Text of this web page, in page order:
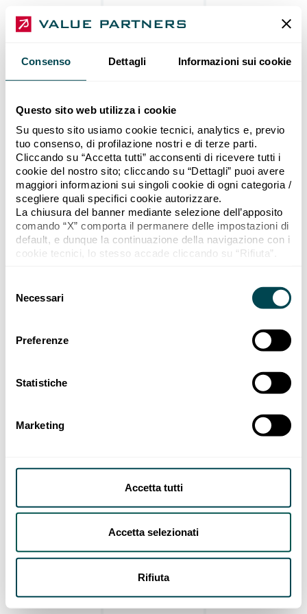
Consenso Dettagli Informazioni sui cookie
Questo sito web utilizza i cookie
Su questo sito usiamo cookie tecnici, analytics e, previo
tuo consenso, di profilazione nostri e di terze parti.
Cliccando su “Accetta tutti” acconsenti di ricevere tutti i
cookie del nostro sito; cliccando su “Dettagli” puoi avere
maggiori informazioni sui singoli cookie di ogni categoria /
scegliere quali specifici cookie autorizzare.
La chiusura del banner mediante selezione dell’apposito
comando “X” comporta il permanere delle impostazioni di
default, e dunque la continuazione della navigazione con i
cookie tecnici, lo stesso accade cliccando su “Rifiuta”.
Necessari
Preferenze
Statistiche
Marketing
Accetta tutti
Accetta selezionati
Rifiuta